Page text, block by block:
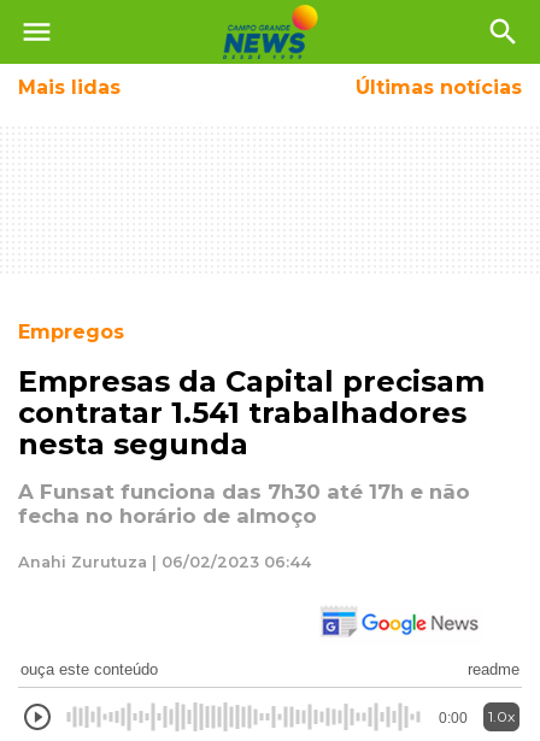
menu search
Mais lidas Últimas notícias
Empregos
Empresas da Capital precisam
contratar 1.541 trabalhadores
nesta segunda
A Funsat funciona das 7h30 até 17h e não
fecha no horário de almoço
Anahi Zurutuza | 06/02/2023 06:44
ouça este conteúdo readme
0:00 1.0x